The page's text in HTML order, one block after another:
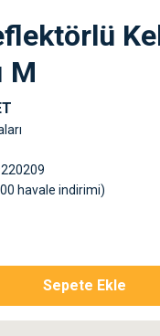
M
havale indirimi)
Sepete Ekle